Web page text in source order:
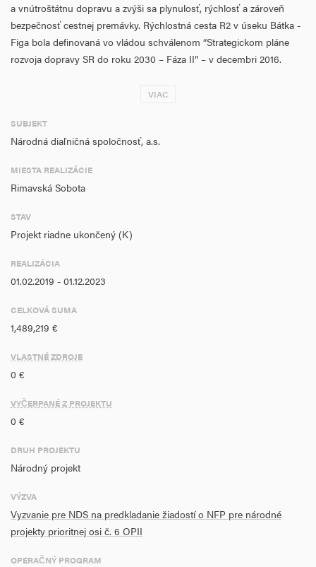
a vnútroštátnu dopravu a zvýši sa plynulosť, rýchlosť a zároveň
bezpečnosť cestnej premávky. Rýchlostná cesta R2 v úseku Bátka -
Figa bola definovaná vo vládou schválenom “Strategickom pláne
rozvoja dopravy SR do roku 2030 – Fáza II” – v decembri 2016.
11,5/100 s navrhovanou dĺžkou 6 183 m, prispeje
východ, zabezpečeniu vyššej dopravnej funkcie a k
vytvoreniu súvislej siete diaľnic a rýchlostných ciest s
Aktivity projektu sú zamerané na projektovú prípravu
cestnej infraštruktúre TEN-T prostredníctvom prípravy (výstavby)
nových úsekov rýchlostných ciest.
Miestom realizácie projektu je Banskobystrický kraj, okres Rimavská
Sobota. Rýchlostná cesta R2 je súčasťou TEN-T COMPREHENSIVE
siete, pričom plní významnú vnútroštátnu ako aj medzinárodnú
VIAC
SUBJEKT
Národná diaľničná spoločnosť, a.s.
MIESTA REALIZÁCIE
Rimavská Sobota
STAV
Projekt riadne ukončený (K)
REALIZÁCIA
01.02.2019 - 01.12.2023
CELKOVÁ SUMA
1,489,219 €
VLASTNÉ ZDROJE
0 €
VYČERPANÉ Z PROJEKTU
0 €
DRUH PROJEKTU
Národný projekt
VÝZVA
Vyzvanie pre NDS na predkladanie žiadostí o NFP pre národné
projekty prioritnej osi č. 6 OPII
OPERAČNÝ PROGRAM